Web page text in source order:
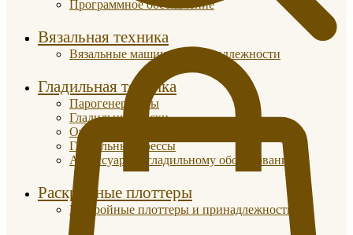
Программное обеспечение
Вязальная техника
Вязальные машины и принадлежности
Гладильная техника
Парогенераторы
Гладильные доски
Отпариватели
Гладильные прессы
Аксессуары к гладильному оборудованию
Раскройные плоттеры
Раскройные плоттеры и принадлежности